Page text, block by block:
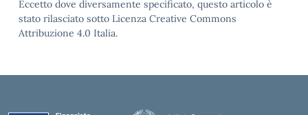
Eccetto dove diversamente specificato, questo articolo è
stato rilasciato sotto Licenza Creative Commons
Attribuzione 4.0 Italia.